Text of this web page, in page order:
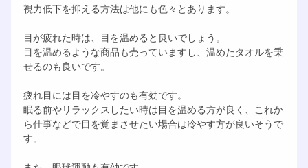
視力低下を抑える方法は他にも色々とあります。
目が疲れた時は、目を温めると良いでしょう。
目を温めるような商品も売っていますし、温めたタオルを乗
せるのも良いです。
疲れ目には目を冷やすのも有効です。
眠る前やリラックスしたい時は目を温める方が良く、これか
ら仕事などで目を覚まさせたい場合は冷やす方が良いそうで
す。